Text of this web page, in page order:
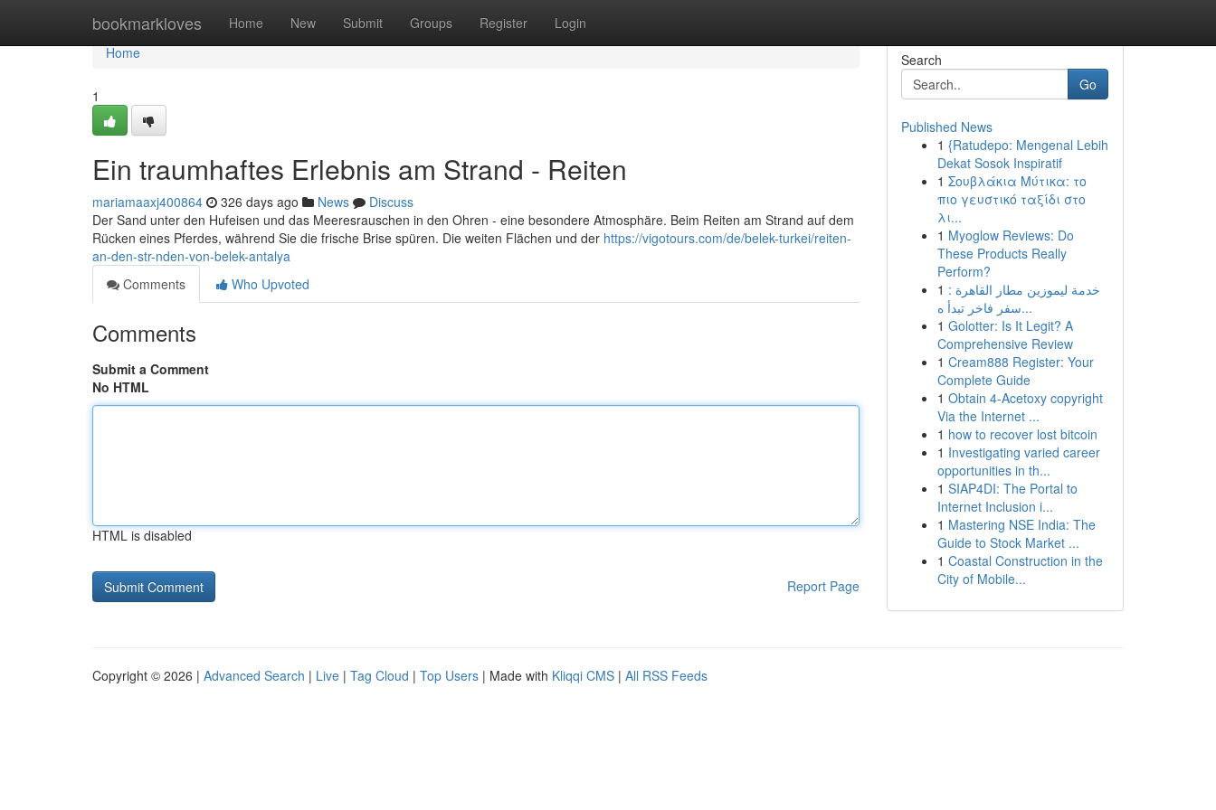
bookmarkloves Home New Submit Groups Register Login
Home
Home
1
Ein traumhaftes Erlebnis am Strand - Reiten
mariamaaxj400864 326 days ago News
Discuss
Der Sand unter den Hufeisen und das Meeresrauschen in den Ohren - eine besondere Atmosphäre. Beim Reiten am Strand auf dem
Rücken eines Pferdes, während Sie die frische Brise spüren. Die weiten Flächen und der https://vigotours.com/de/belek-turkei/reiten-
an-den-str-nden-von-belek-antalya
Comments
Who Upvoted
Comments
Submit a Comment
No HTML
HTML is disabled
Report Page
Search
Go
Published News
1 {Ratudepo: Mengenal Lebih
Dekat Sosok Inspiratif
1 Σουβλάκια Μύτικα: το
πιο γευστικό ταξίδι στο
λι...
1 Myoglow Reviews: Do
These Products Really
Perform?
1 خدمة ليموزين مطار القاهرة :
سفر فاخر تبدأ ه...
1 Golotter: Is It Legit? A
Comprehensive Review
1 Cream888 Register: Your
Complete Guide
1 Obtain 4-Acetoxy copyright
Via the Internet ...
1 how to recover lost bitcoin
1 Investigating varied career
opportunities in th...
1 SIAP4DI: The Portal to
Internet Inclusion i...
1 Mastering NSE India: The
Guide to Stock Market ...
1 Coastal Construction in the
City of Mobile...
Copyright © 2026 | Advanced Search | Live | Tag Cloud | Top Users | Made with Kliqqi CMS | All RSS Feeds